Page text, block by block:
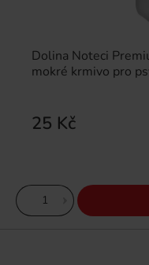
Dolina Noteci
mokré krmivo pro
25 Kč